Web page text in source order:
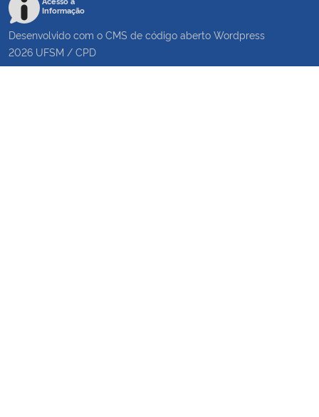
Informação
Desenvolvido com o CMS de código aberto Wordpress
2026 UFSM / CPD